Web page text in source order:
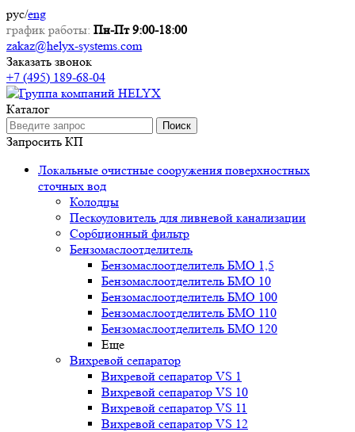
рус/eng
график работы: Пн-Пт 9:00-18:00
zakaz@helyx-systems.com
Заказать звонок
+7 (495) 189-68-04
Каталог
Поиск
Запросить КП
Локальные очистные сооружения поверхностных
сточных вод
Колодцы
Пескоуловитель для ливневой канализации
Сорбционный фильтр
Бензомаслоотделитель
Бензомаслоотделитель БМО 1,5
Бензомаслоотделитель БМО 10
Бензомаслоотделитель БМО 100
Бензомаслоотделитель БМО 110
Бензомаслоотделитель БМО 120
Еще
Вихревой сепаратор
Вихревой сепаратор VS 1
Вихревой сепаратор VS 10
Вихревой сепаратор VS 11
Вихревой сепаратор VS 12